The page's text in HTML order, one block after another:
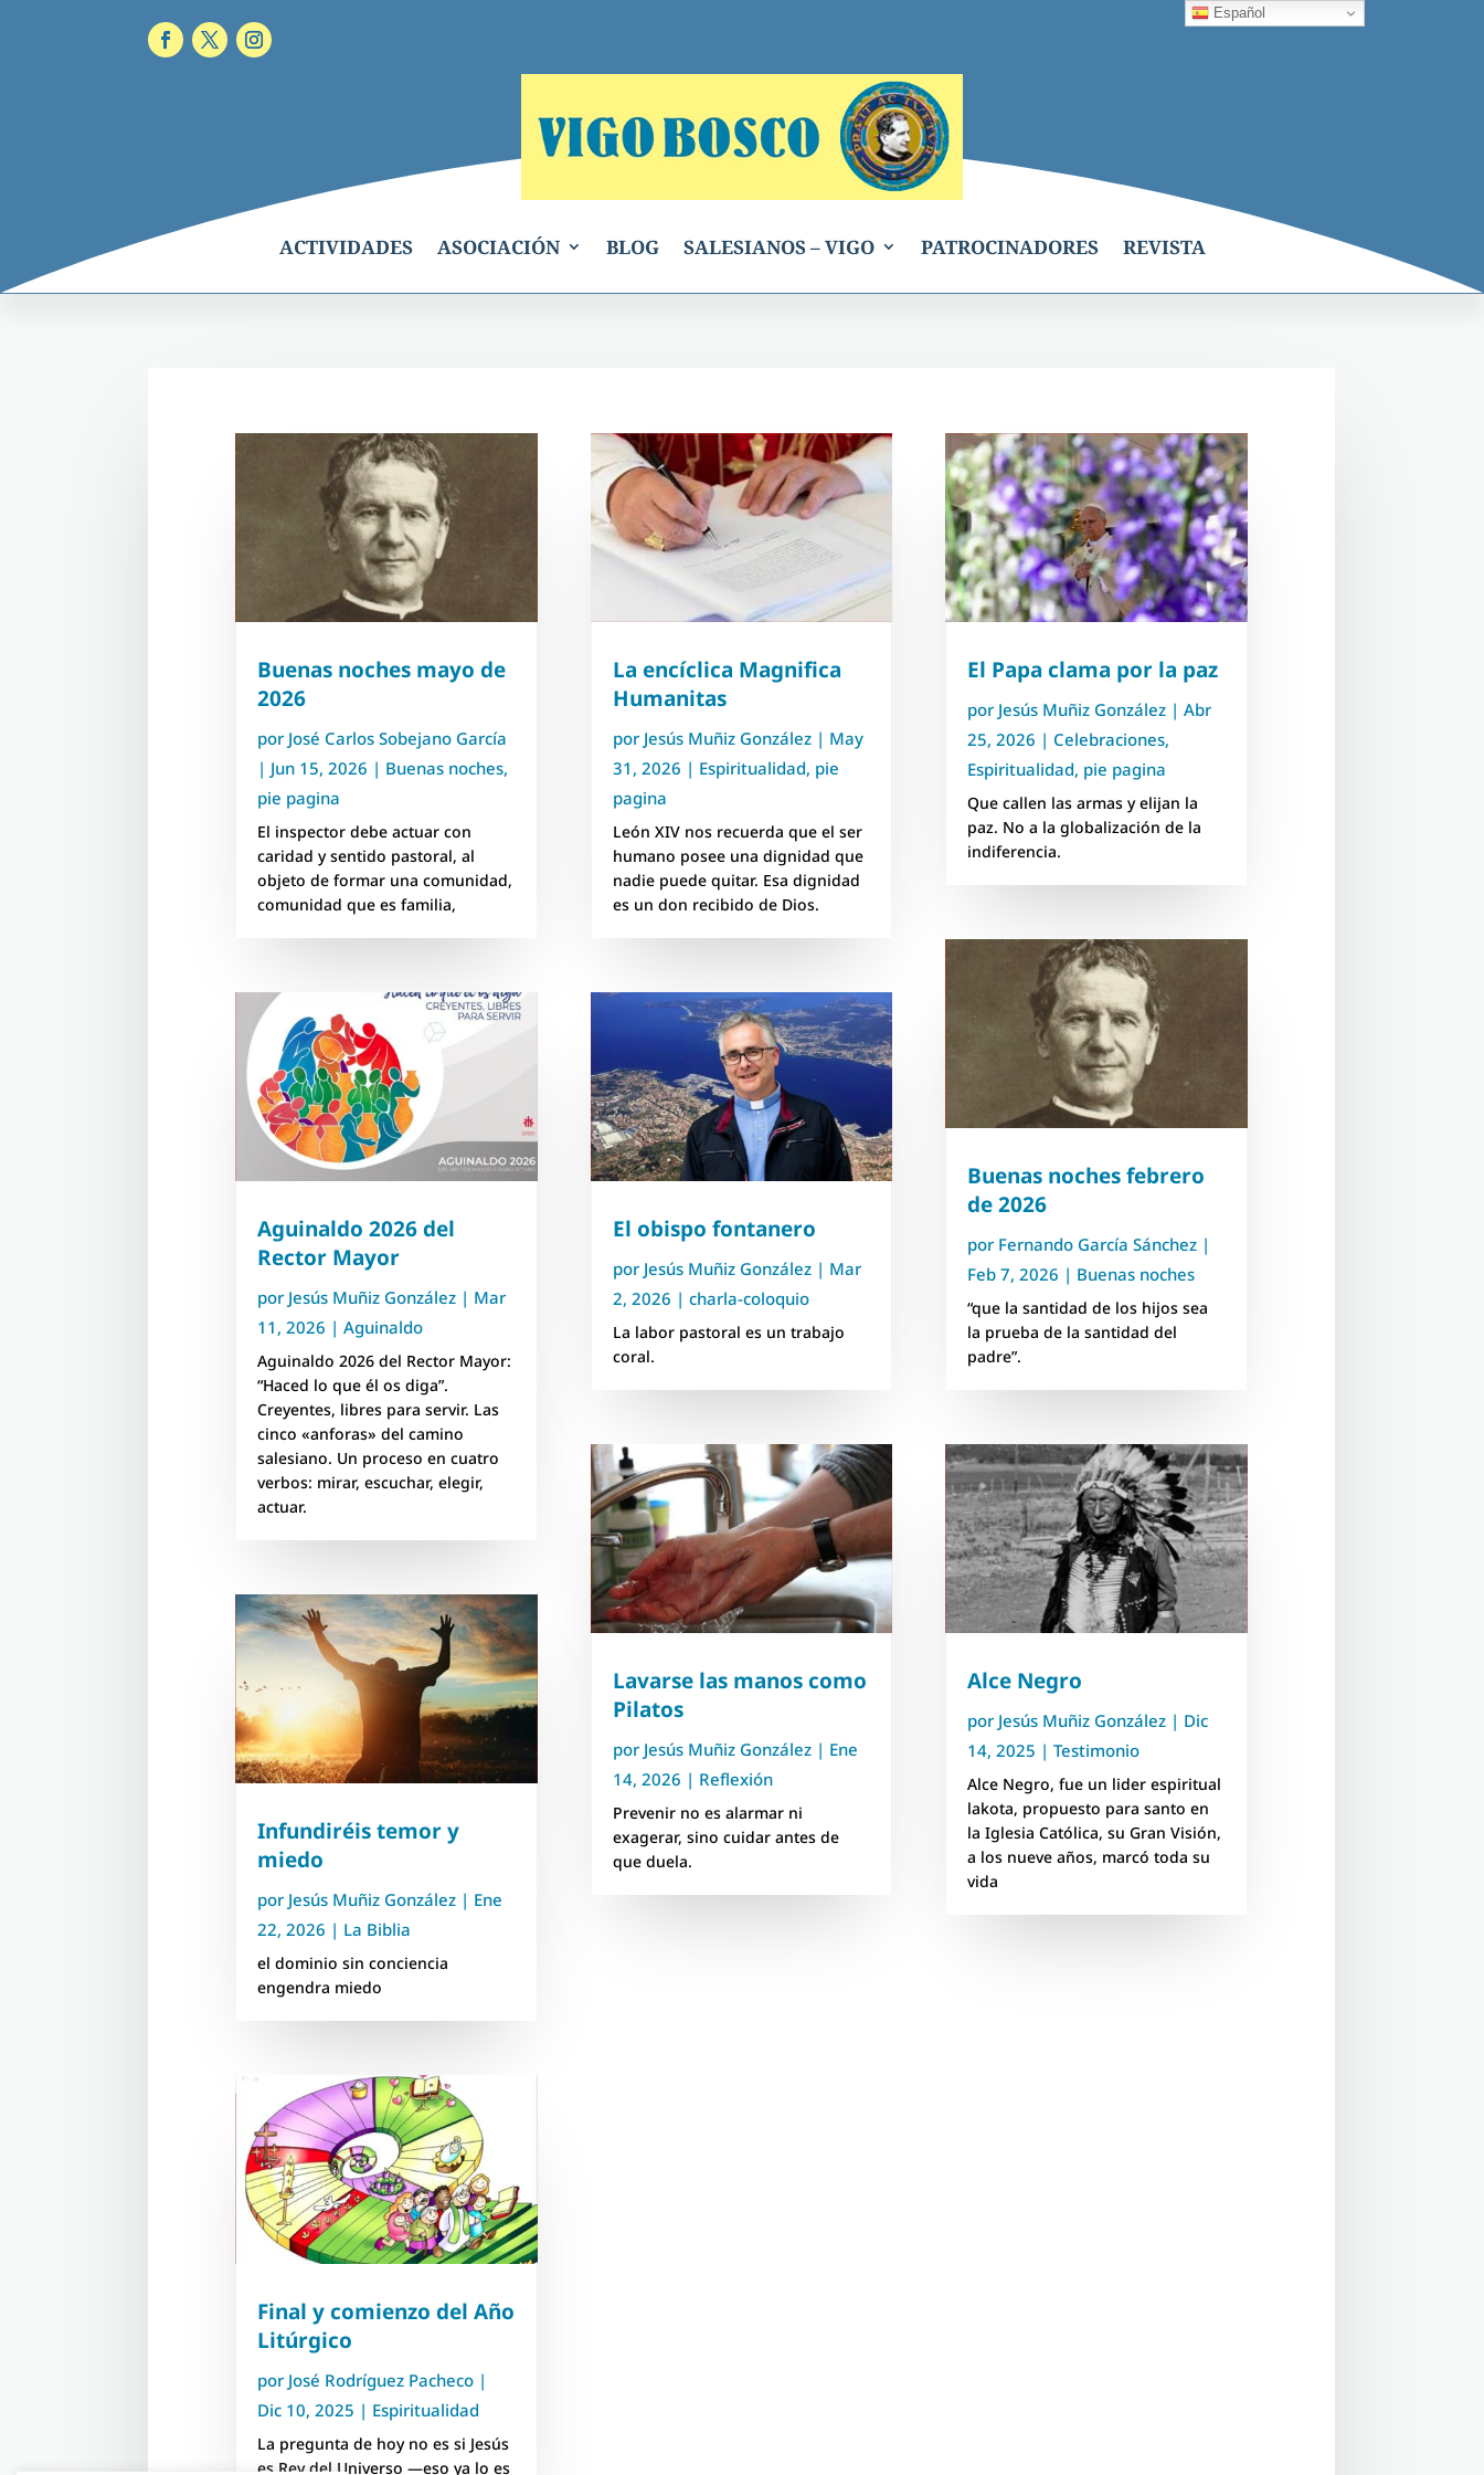
ACTIVIDADES ASOCIACIÓN BLOG SALESIANOS – VIGO PATROCINADORES REVISTA
Buenas noches mayo de
2026
por José Carlos Sobejano García
| Jun 15, 2026 | Buenas noches,
pie pagina
El inspector debe actuar con
caridad y sentido pastoral, al
objeto de formar una comunidad,
comunidad que es familia,
Aguinaldo 2026 del
Rector Mayor
por Jesús Muñiz González | Mar
11, 2026 |Aguinaldo
Aguinaldo 2026 del Rector Mayor:
“Haced lo que él os diga”.
Creyentes, libres para servir. Las
cinco «anforas» del camino
salesiano. Un proceso en cuatro
verbos: mirar, escuchar, elegir,
actuar.
Infundiréis temor y
miedo
por Jesús Muñiz González | Ene
22, 2026 | La Biblia
el dominio sin conciencia
engendra miedo
Final y comienzo del Año
Litúrgico
por José Rodríguez Pacheco |
Dic 10, 2025 | Espiritualidad
La pregunta de hoy no es si Jesús
es Rey del Universo —eso ya lo es
La encíclica Magnifica
Humanitas
por Jesús Muñiz González| May
31, 2026 | Espiritualidad, pie
pagina
León XIV nos recuerda que el ser
humano posee una dignidad que
nadie puede quitar. Esa dignidad
es un don recibido de Dios.
El obispo fontanero
por Jesús Muñiz González| Mar
2, 2026 | charla-coloquio
La labor pastoral es un trabajo
coral.
Lavarse las manos como
Pilatos
por Jesús Muñiz González| Ene
14, 2026 | Reflexión
Prevenir no es alarmar ni
exagerar, sino cuidar antes de
que duela.
El Papa clama por la paz
por Jesús Muñiz González |Abr
25, 2026 | Celebraciones,
Espiritualidad, pie pagina
Que callen las armas y elijan la
paz. No a la globalización de la
indiferencia.
Buenas noches febrero
de 2026
por Fernando García Sánchez |
Feb 7, 2026 | Buenas noches
“que la santidad de los hijos sea
la prueba de la santidad del
padre”.
Alce Negro
por Jesús Muñiz González | Dic
14, 2025 |Testimonio
Alce Negro, fue un lider espiritual
lakota, propuesto para santo en
la Iglesia Católica, su Gran Visión,
a los nueve años, marcó toda su
vida
Español